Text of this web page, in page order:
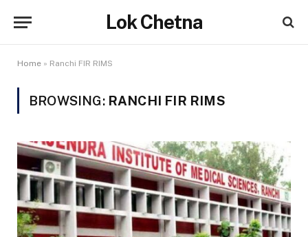
Lok Chetna
Home » Ranchi FIR RIMS
BROWSING: RANCHI FIR RIMS